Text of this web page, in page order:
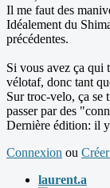
Il me faut des
Idéalement du
précédentes.
Si vous avez ça qui
vélotaf, donc tant
Sur troc-velo, ça se
passer par des
Dernière édition: il
Connexion ou
laurent.a